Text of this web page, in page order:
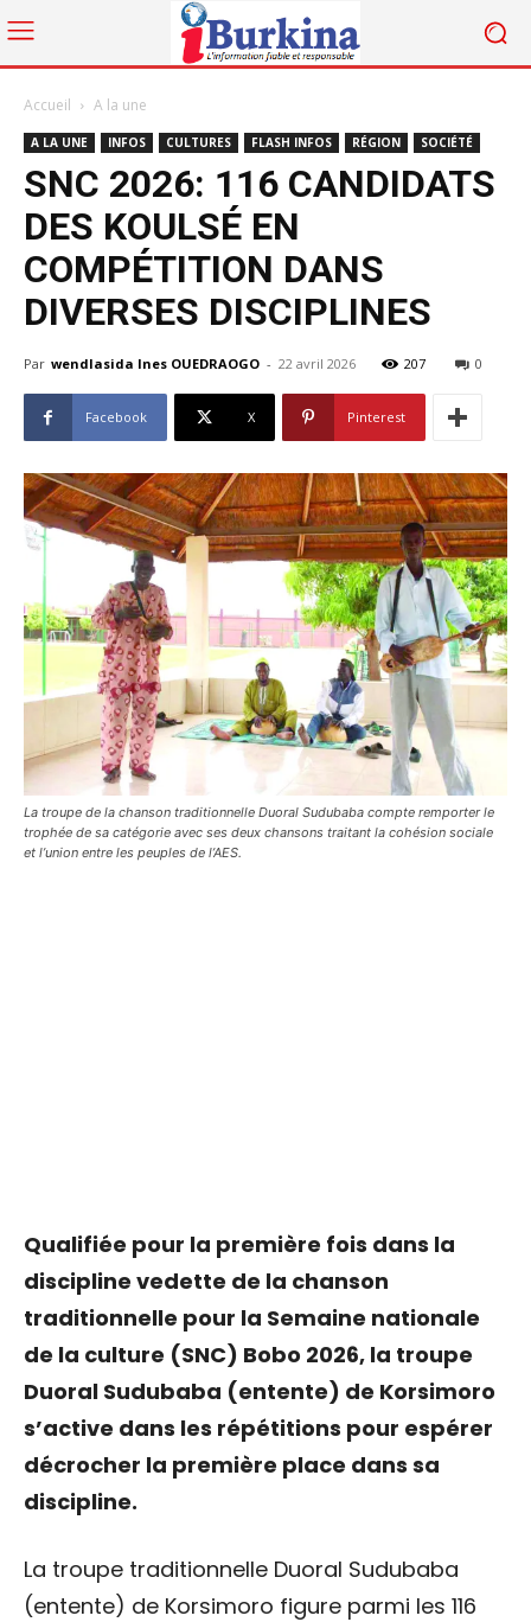
Accueil A la une
A LA UNE INFOS CULTURES FLASH INFOS RÉGION SOCIÉTÉ
SNC 2026: 116 CANDIDATS
DES KOULSÉ EN
COMPÉTITION DANS
DIVERSES DISCIPLINES
Par wendlasida Ines OUEDRAOGO - 22 avril 2026 207 0
Facebook X Pinterest
La troupe de la chanson traditionnelle Duoral Sudubaba compte remporter le
trophée de sa catégorie avec ses deux chansons traitant la cohésion sociale
et l’union entre les peuples de l’AES.
Qualifiée pour la première fois dans la
discipline vedette de la chanson
traditionnelle pour la Semaine nationale
de la culture (SNC) Bobo 2026, la troupe
Duoral Sudubaba (entente) de Korsimoro
s’active dans les répétitions pour espérer
décrocher la première place dans sa
discipline.
La troupe traditionnelle Duoral Sudubaba
(entente) de Korsimoro figure parmi les 116